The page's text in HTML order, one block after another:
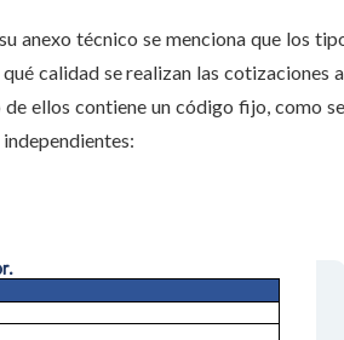
anexo técnico se menciona que los
calidad se realizan las cotizaciones
ellos contiene un código fijo, como